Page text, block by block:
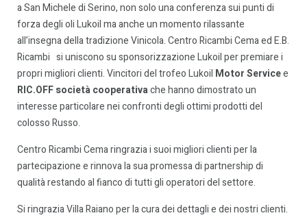
a San Michele di Serino, non solo una conferenza sui punti di
forza degli oli Lukoil ma anche un momento rilassante
all’insegna della tradizione Vinicola. Centro Ricambi Cema ed E.B.
Ricambi si uniscono su sponsorizzazione Lukoil per premiare i
propri migliori clienti. Vincitori del trofeo Lukoil Motor Servicee
RIC.OFF società cooperativache hanno dimostrato un
interesse particolare nei confronti degli ottimi prodotti del
colosso Russo.
Centro Ricambi Cema ringrazia i suoi migliori clienti per la
partecipazione e rinnova la sua promessa di partnership di
qualità restando al fianco di tutti gli operatori del settore.
Si ringrazia Villa Raiano per la cura dei dettagli e dei nostri clienti.